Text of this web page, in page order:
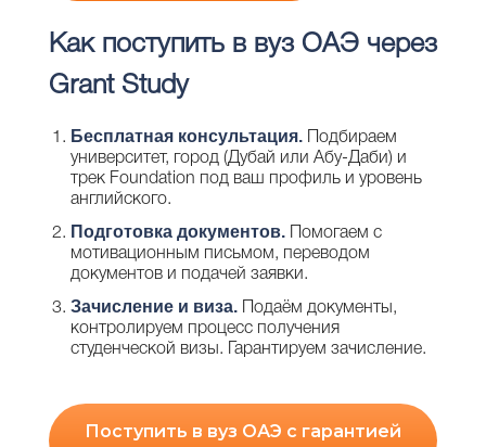
Как поступить в вуз ОАЭ через
Grant Study
Бесплатная консультация. Подбираем
университет, город (Дубай или Абу-Даби) и
трек Foundation под ваш профиль и уровень
английского.
Подготовка документов. Помогаем с
мотивационным письмом, переводом
документов и подачей заявки.
Зачисление и виза. Подаём документы,
контролируем процесс получения
студенческой визы. Гарантируем зачисление.
Поступить в вуз ОАЭ с гарантией